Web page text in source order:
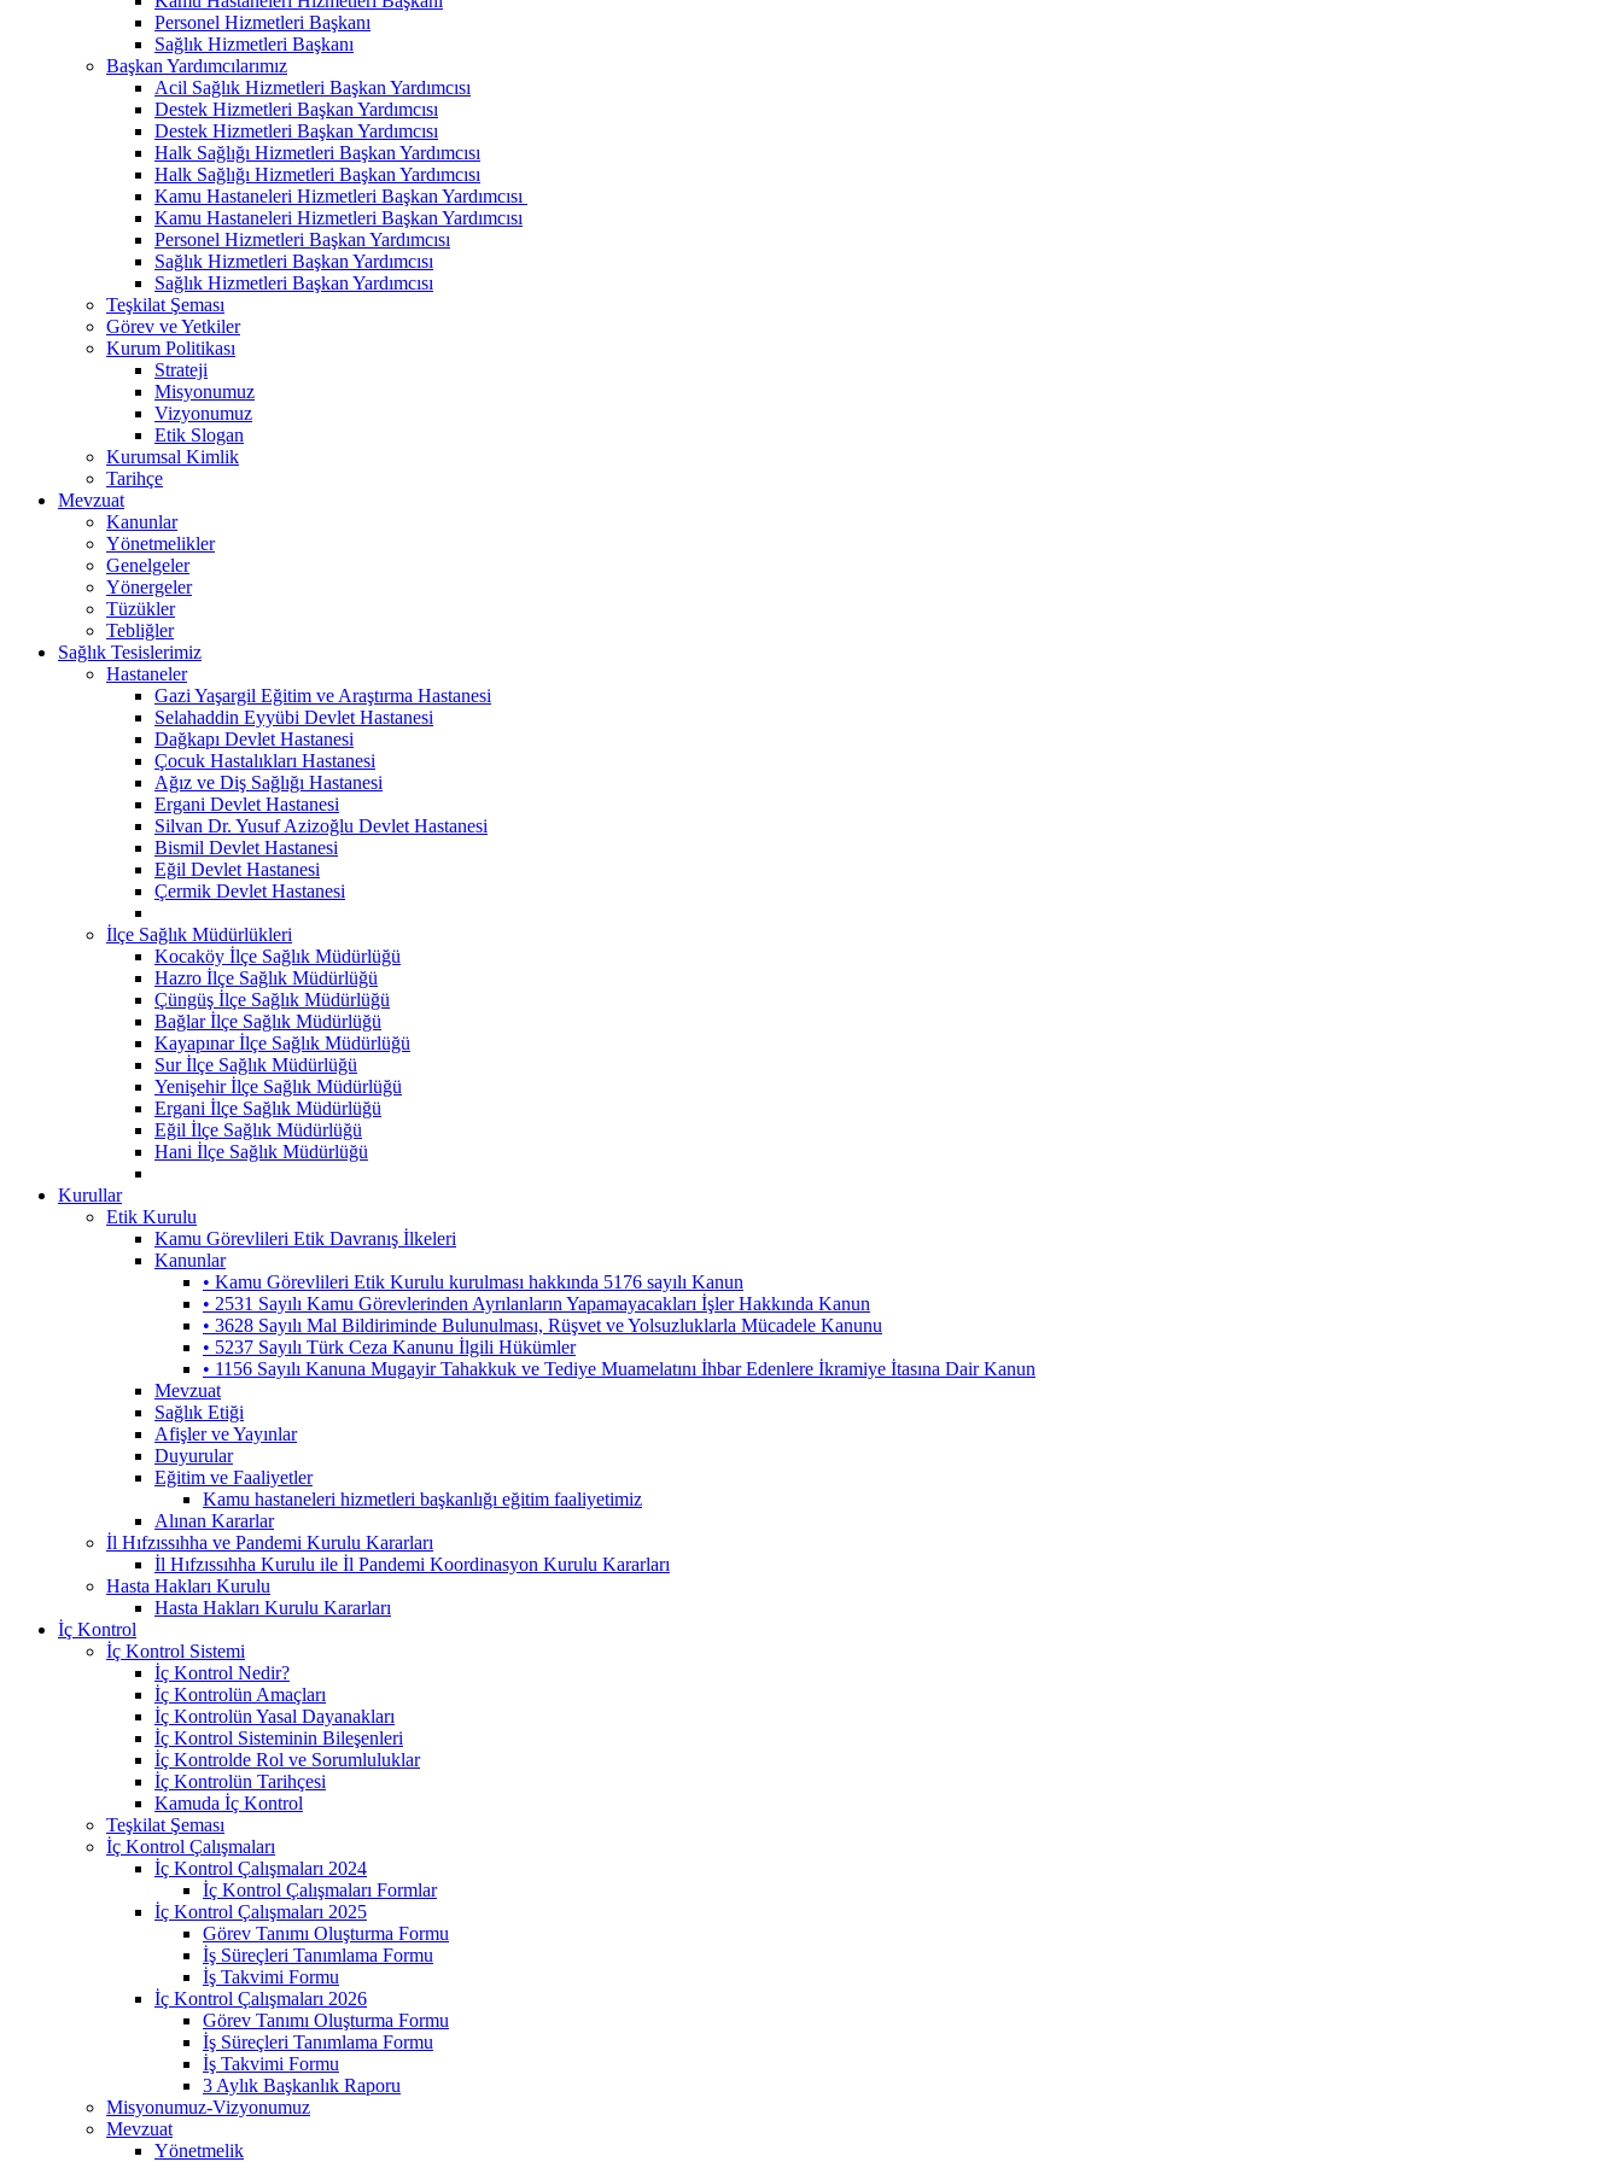
Personel Hizmetleri Başkanı
Sağlık Hizmetleri Başkanı
Başkan Yardımcılarımız
Acil Sağlık Hizmetleri Başkan Yardımcısı
Destek Hizmetleri Başkan Yardımcısı
Destek Hizmetleri Başkan Yardımcısı
Halk Sağlığı Hizmetleri Başkan Yardımcısı
Halk Sağlığı Hizmetleri Başkan Yardımcısı
Kamu Hastaneleri Hizmetleri Başkan Yardımcısı ​
Kamu Hastaneleri Hizmetleri Başkan Yardımcısı
Personel Hizmetleri Başkan Yardımcısı
Sağlık Hizmetleri Başkan Yardımcısı
Sağlık Hizmetleri Başkan Yardımcısı
Teşkilat Şeması
Görev ve Yetkiler
Kurum Politikası
Strateji
Misyonumuz
Vizyonumuz
Etik Slogan
Kurumsal Kimlik
Tarihçe
Mevzuat
Kanunlar
Yönetmelikler
Genelgeler
Yönergeler
Tüzükler
Tebliğler
Sağlık Tesislerimiz
Hastaneler
Gazi Yaşargil Eğitim ve Araştırma Hastanesi
Selahaddin Eyyübi Devlet Hastanesi
Dağkapı Devlet Hastanesi
Çocuk Hastalıkları Hastanesi
Ağız ve Diş Sağlığı Hastanesi
Ergani Devlet Hastanesi
Silvan Dr. Yusuf Azizoğlu Devlet Hastanesi
Bismil Devlet Hastanesi
Eğil Devlet Hastanesi
Çermik Devlet Hastanesi
İlçe Sağlık Müdürlükleri
Kocaköy İlçe Sağlık Müdürlüğü
Hazro İlçe Sağlık Müdürlüğü
Çüngüş İlçe Sağlık Müdürlüğü
Bağlar İlçe Sağlık Müdürlüğü
Kayapınar İlçe Sağlık Müdürlüğü
Sur İlçe Sağlık Müdürlüğü
Yenişehir İlçe Sağlık Müdürlüğü
Ergani İlçe Sağlık Müdürlüğü
Eğil İlçe Sağlık Müdürlüğü
Hani İlçe Sağlık Müdürlüğü
Kurullar
Etik Kurulu
Kamu Görevlileri Etik Davranış İlkeleri
Kanunlar
• Kamu Görevlileri Etik Kurulu kurulması hakkında 5176 sayılı Kanun
• 2531 Sayılı Kamu Görevlerinden Ayrılanların Yapamayacakları İşler Hakkında Kanun
• 3628 Sayılı Mal Bildiriminde Bulunulması, Rüşvet ve Yolsuzluklarla Mücadele Kanunu
• 5237 Sayılı Türk Ceza Kanunu İlgili Hükümler
• 1156 Sayılı Kanuna Mugayir Tahakkuk ve Tediye Muamelatını İhbar Edenlere İkramiye İtasına Dair Kanun
Mevzuat
Sağlık Etiği
Afişler ve Yayınlar
Duyurular
Eğitim ve Faaliyetler
Kamu hastaneleri hizmetleri başkanlığı eğitim faaliyetimiz
Alınan Kararlar
İl Hıfzıssıhha ve Pandemi Kurulu Kararları
İl Hıfzıssıhha Kurulu ile İl Pandemi Koordinasyon Kurulu Kararları
Hasta Hakları Kurulu
Hasta Hakları Kurulu Kararları
İç Kontrol
İç Kontrol Sistemi
İç Kontrol Nedir?
İç Kontrolün Amaçları
İç Kontrolün Yasal Dayanakları
İç Kontrol Sisteminin Bileşenleri
İç Kontrolde Rol ve Sorumluluklar
İç Kontrolün Tarihçesi
Kamuda İç Kontrol
Teşkilat Şeması
İç Kontrol Çalışmaları
İç Kontrol Çalışmaları 2024
İç Kontrol Çalışmaları Formlar
İç Kontrol Çalışmaları 2025
Görev Tanımı Oluşturma Formu
İş Süreçleri Tanımlama Formu
İş Takvimi Formu
İç Kontrol Çalışmaları 2026
Görev Tanımı Oluşturma Formu
İş Süreçleri Tanımlama Formu
İş Takvimi Formu
3 Aylık Başkanlık Raporu
Misyonumuz-Vizyonumuz
Mevzuat
Yönetmelik